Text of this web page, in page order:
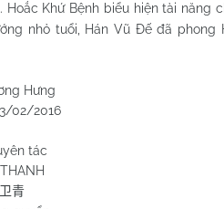
Khứ Bệnh biểu hiện tài năng
nhỏ tuổi, Hán Vũ Đế đã phong
tác
卫青